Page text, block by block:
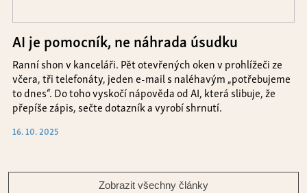
AI je pomocník, ne náhrada úsudku
Ranní shon v kanceláři. Pět otevřených oken v prohlížeči ze
včera, tři telefonáty, jeden e-mail s naléhavým „potřebujeme
to dnes“. Do toho vyskočí nápověda od AI, která slibuje, že
přepíše zápis, sečte dotazník a vyrobí shrnutí.
16. 10. 2025
Zobrazit všechny články